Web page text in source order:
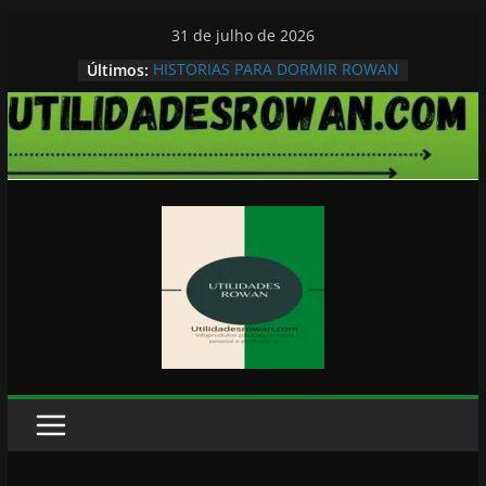
conteúdo
31 de julho de 2026
Últimos: HISTORIAS PARA DORMIR ROWAN